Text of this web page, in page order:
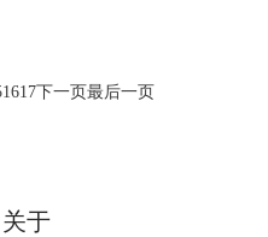
1617下一页最后一页
关于